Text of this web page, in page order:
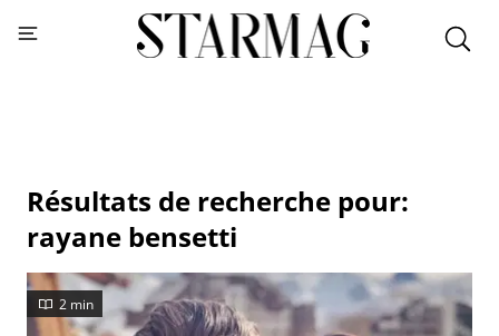
Résultats de recherche pour:
rayane bensetti
2 min